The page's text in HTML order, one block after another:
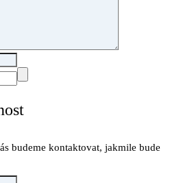
budeme kontaktovat, jakmile bude